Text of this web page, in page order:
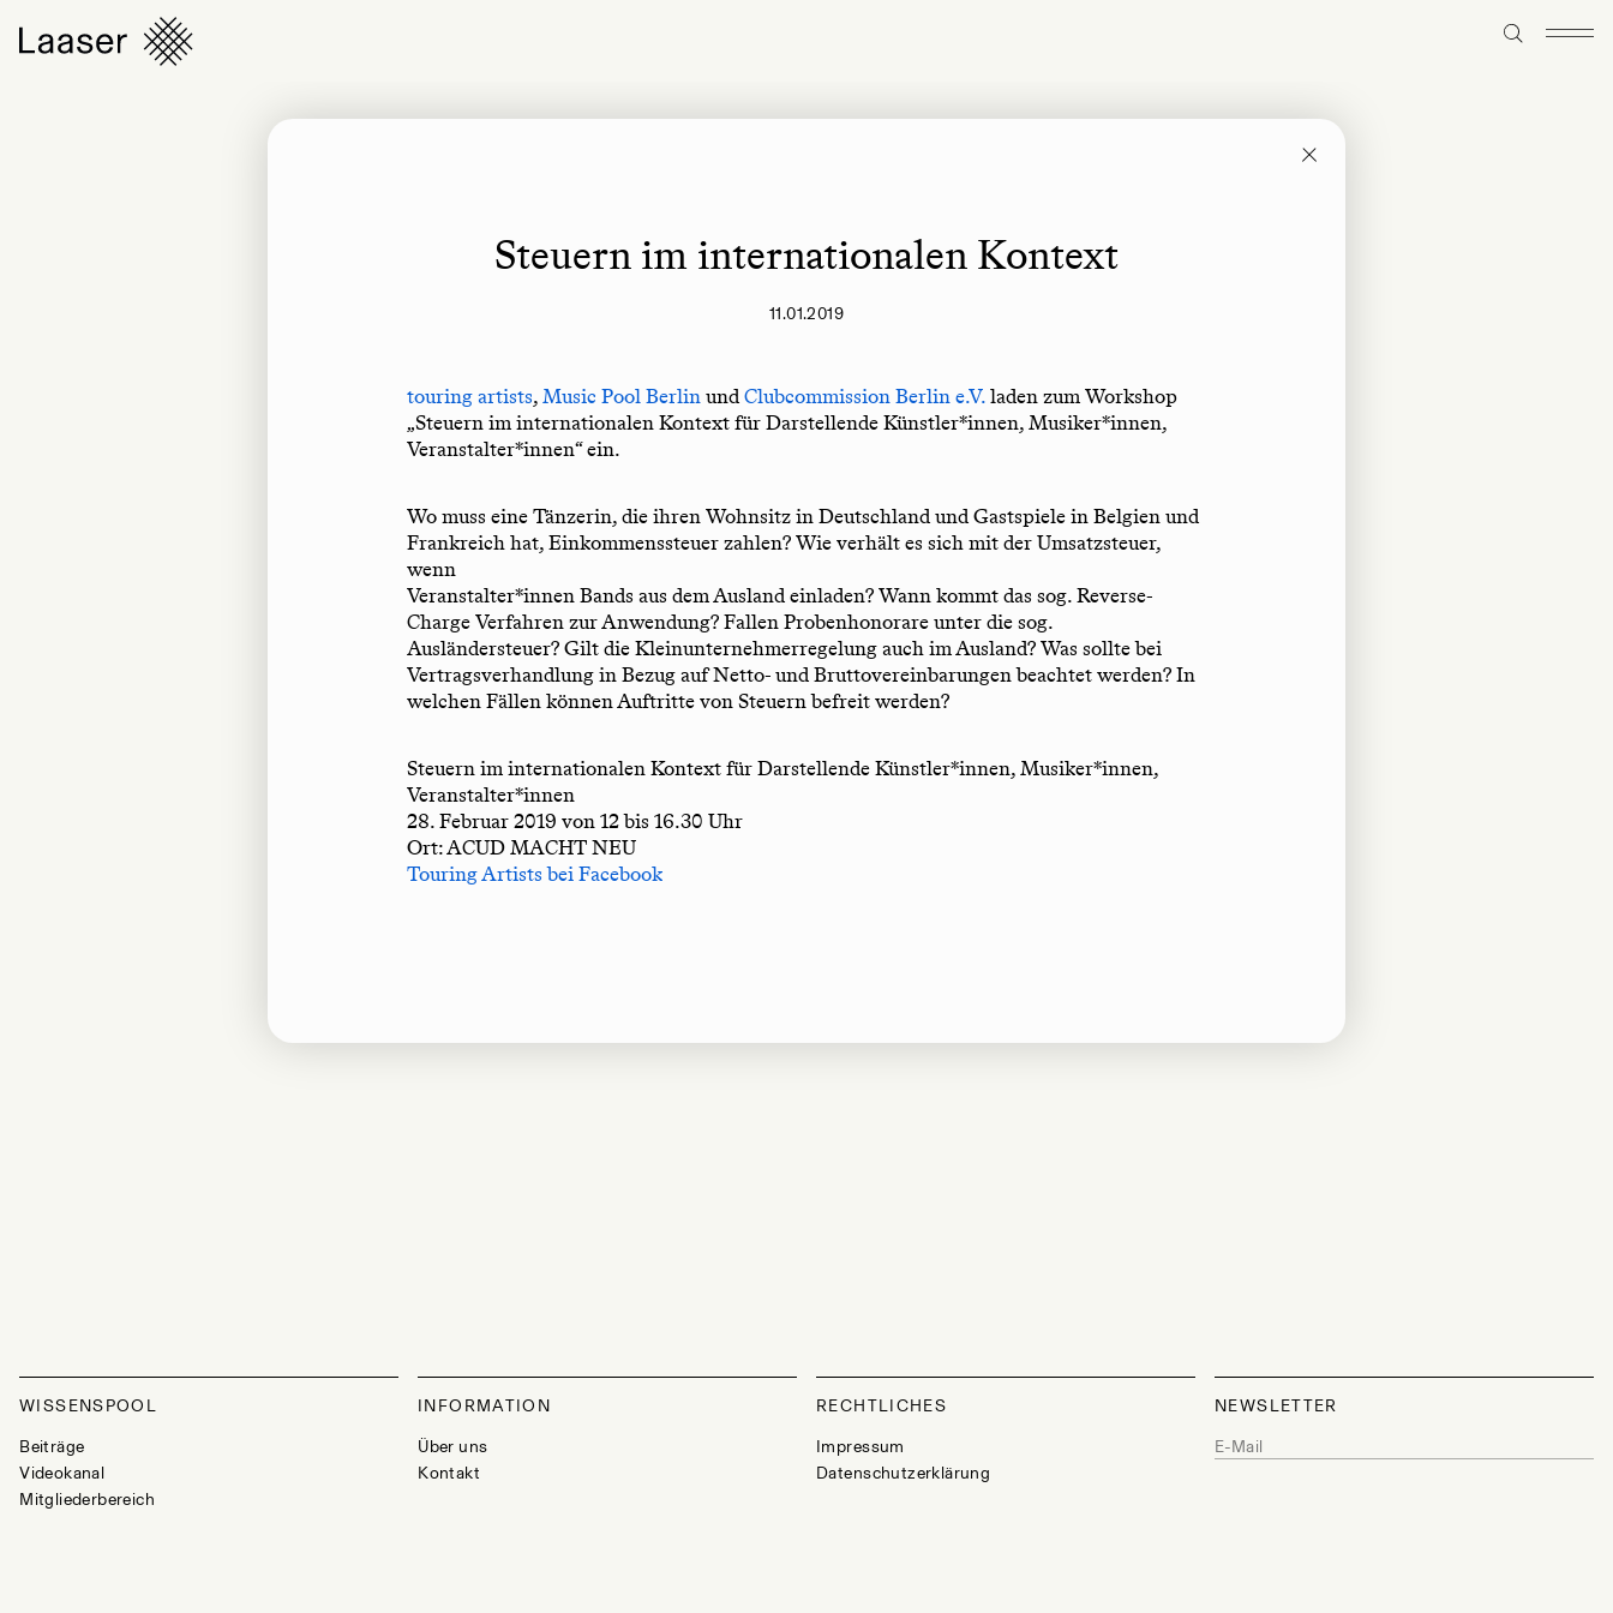
Steuern im internationalen Kontext
11.01.2019
touring artists,Music Pool Berlin undClubcommission Berlin e.V. laden zum Workshop
„Steuern im internationalen Kontext für Darstellende Künstler*innen, Musiker*innen,
Veranstalter*innen“ ein.
Wo muss eine Tänzerin, die ihren Wohnsitz in Deutschland und Gastspiele in Belgien und
Frankreich hat, Einkommenssteuer zahlen? Wie verhält es sich mit der Umsatzsteuer,
wenn
Veranstalter*innen Bands aus dem Ausland einladen? Wann kommt das sog. Reverse-
Charge Verfahren zur Anwendung? Fallen Probenhonorare unter die sog.
Ausländersteuer? Gilt die Kleinunternehmerregelung auch im Ausland? Was sollte bei
Vertragsverhandlung in Bezug auf Netto- und Bruttovereinbarungen beachtet werden? In
welchen Fällen können Auftritte von Steuern befreit werden?
Steuern im internationalen Kontext für Darstellende Künstler*innen, Musiker*innen,
Veranstalter*innen
28. Februar 2019 von 12 bis 16.30 Uhr
Ort: ACUD MACHT NEU
Touring Artists bei Facebook
WISSENSPOOL
Beiträge
Videokanal
Mitgliederbereich
INFORMATION
Über uns
Kontakt
RECHTLICHES
Impressum
Datenschutzerklärung
NEWSLETTER